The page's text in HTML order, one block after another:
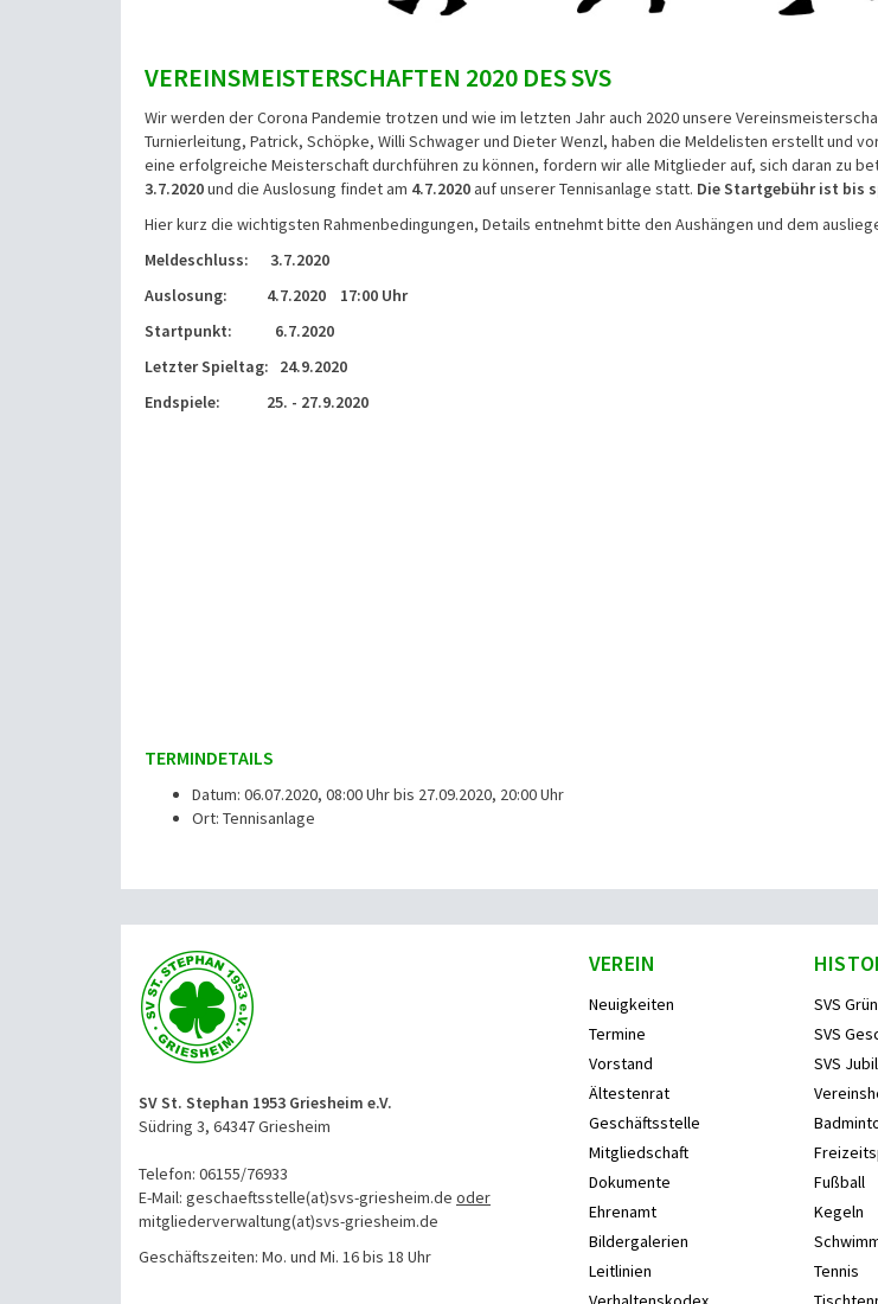
VEREINSMEISTERSCHAFTEN 2020 DES SVS
Wir werden der Corona Pandemie trotzen und wie im letzten Jahr auch 2020 unsere
Turnierleitung, Patrick, Schöpke, Willi Schwager und Dieter Wenzl, haben die Meldelisten erstellt und
eine erfolgreiche Meisterschaft durchführen zu können, fordern wir alle Mitglieder auf, sich daran zu
3.7.2020und die Auslosung findet am 4.7.2020 auf unserer Tennisanlage statt. Die Startgebühr ist bis
Hier kurz die wichtigsten Rahmenbedingungen, Details entnehmt bitte den Aushängen und dem
Meldeschluss: 3.7.2020
Auslosung: 4.7.2020 17:00 Uhr
Startpunkt: 6.7.2020
Letzter Spieltag: 24.9.2020
Endspiele: 25. - 27.9.2020
TERMINDETAILS
Datum: 06.07.2020, 08:00 Uhr bis 27.09.2020, 20:00 Uhr
Ort: Tennisanlage
SV St. Stephan 1953 Griesheim e.V.
Südring 3, 64347 Griesheim
Telefon: 06155/76933
E-Mail: geschaeftsstelle(at)svs-griesheim.de oder
mitgliederverwaltung(at)svs-griesheim.de
Geschäftszeiten: Mo. und Mi. 16 bis 18 Uhr
VEREIN
Neuigkeiten
Termine
Vorstand
Ältestenrat
Geschäftsstelle
Mitgliedschaft
Dokumente
Ehrenamt
Bildergalerien
Leitlinien
SVS
SVS
SVS
Fußball
Kegeln
Tennis